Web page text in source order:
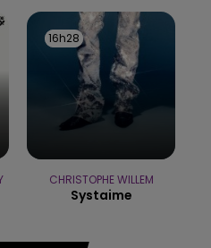
FM
16h28
16h28
CHRISTOPHE WILLEM
Systaime